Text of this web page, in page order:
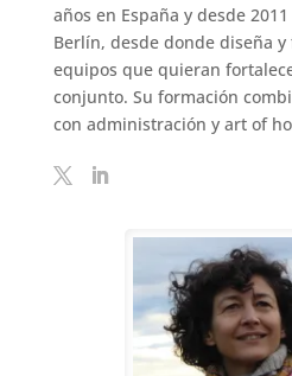
años en España y desde
Berlín, desde donde diseña
equipos que quieran
conjunto. Su formación
con administración y art of